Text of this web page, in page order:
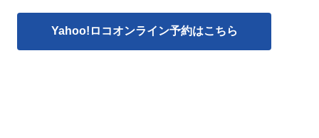
Yahoo!ロコオンライン予約はこちら